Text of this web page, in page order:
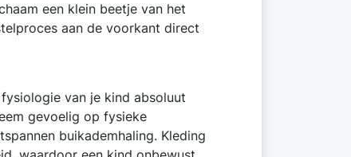
een klein beetje van het
aan de voorkant direct
van je kind absoluut
gevoelig op fysieke
buikademhaling. Kleding